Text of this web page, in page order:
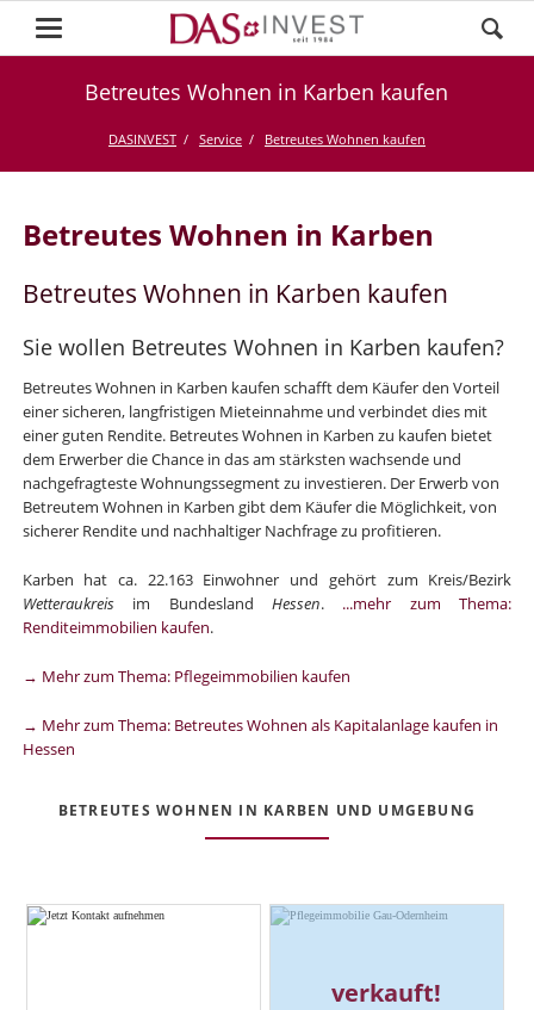
Betreutes Wohnen in Karben kaufen
DASINVEST Service Betreutes Wohnen kaufen
Betreutes Wohnen in Karben
Betreutes Wohnen in Karben kaufen
Sie wollen Betreutes Wohnen in Karben kaufen?
Betreutes Wohnen in Karben kaufen schafft dem Käufer den Vorteil
einer sicheren, langfristigen Mieteinnahme und verbindet dies mit
einer guten Rendite. Betreutes Wohnen in Karben zu kaufen bietet
dem Erwerber die Chance in das am stärksten wachsende und
nachgefragteste Wohnungssegment zu investieren. Der Erwerb von
Betreutem Wohnen in Karben gibt dem Käufer die Möglichkeit, von
sicherer Rendite und nachhaltiger Nachfrage zu profitieren.
Karben hat ca. 22.163 Einwohner und gehört zum Kreis/Bezirk
Wetteraukreisim Bundesland Hessen. ...mehr zum Thema:
Renditeimmobilien kaufen.
→ Mehr zum Thema: Pflegeimmobilien kaufen
→ Mehr zum Thema: Betreutes Wohnen als Kapitalanlage kaufen in
Hessen
BETREUTES WOHNEN IN KARBEN UND UMGEBUNG
verkauft!